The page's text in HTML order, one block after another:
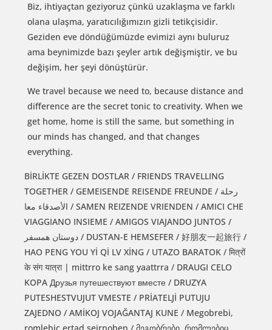
Biz, ihtiyaçtan geziyoruz çünkü uzaklaşma ve farklı
olana ulaşma, yaratıcılığımızın gizli tetikçisidir.
Geziden eve döndüğümüzde evimizi aynı buluruz
ama beynimizde bazı şeyler artık değişmiştir, ve bu
değişim, her şeyi dönüştürür.
We travel because we need to, because distance and
difference are the secret tonic to creativity. When we
get home, home is still the same, but something in
our minds has changed, and that changes
everything.
BİRLİKTE GEZEN DOSTLAR / FRIENDS TRAVELLING
TOGETHER / GEMEISENDE REISENDE FREUNDE / رحلة
الأصدقاء معا / SAMEN REIZENDE VRIENDEN / AMICI CHE
VIAGGIANO INSIEME / AMIGOS VIAJANDO JUNTOS /
دوستان همسفر / DUSTAN-E HEMSEFER / 好朋友一起旅行 /
HAO PENG YOU Yİ Qİ LV XİNG / UTAZO BARATOK / मित्रों
के संग यात्रा | mittrro ke sang yaattrra / DRAUGI CELO
KOPA Друзья путешествуют вместе / DRUZYA
PUTESHESTVUJUT VMESTE / PRİATELJİ PUTUJU
ZAJEDNO / AMİKOJ VOJAĞANTAJ KUNE / Megobrebi,